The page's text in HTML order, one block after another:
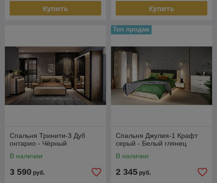
Купить Купить
Спальня Тринити-3 Дуб
онтарио - Чёрный
В наличии
3 590 руб.
Топ продаж
Спальня Джулия-1 Крафт
серый - Белый глянец
В наличии
2 345 руб.